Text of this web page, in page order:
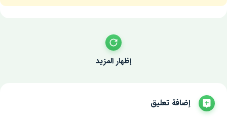
إظهار المزيد
إضافة تعليق